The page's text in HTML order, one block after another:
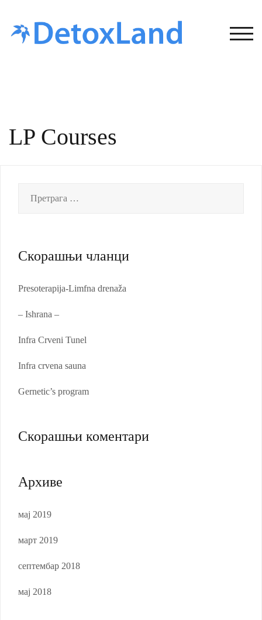
content
LP Courses
Скорашњи чланци
Presoterapija-Limfna drenaža
– Ishrana –
Infra Crveni Tunel
Infra crvena sauna
Gernetic’s program
Скорашњи коментари
Архиве
мај 2019
март 2019
септембар 2018
мај 2018